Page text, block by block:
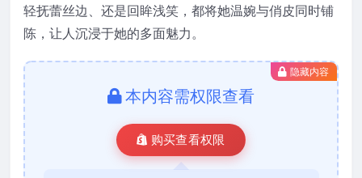
轻抚蕾丝边、还是回眸浅笑，都将她温婉与俏皮同时铺
陈，让人沉浸于她的多面魅力。
隐藏内容
本内容需权限查看
购买查看权限